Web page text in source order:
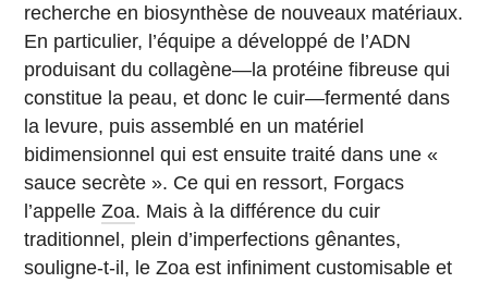
recherche en biosynthèse de nouveaux matériaux.
En particulier, l’équipe a développé de l’ADN
produisant du collagène—la protéine fibreuse qui
constitue la peau, et donc le cuir—fermenté dans
la levure, puis assemblé en un matériel
bidimensionnel qui est ensuite traité dans une «
sauce secrète ». Ce qui en ressort, Forgacs
l’appelleZoa. Mais à la différence du cuir
traditionnel, plein d’imperfections gênantes,
souligne-t-il, le Zoa est infiniment customisable et